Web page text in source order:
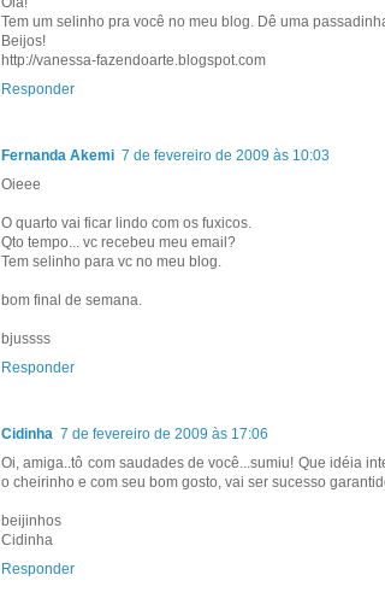
Tem um selinho pra você no meu blog. Dê uma
Beijos!
http://vanessa-fazendoarte.blogspot.com
Responder
Fernanda Akemi 7 de fevereiro de 2009 às 10:03
Oieee
O quarto vai ficar lindo com os fuxicos.
Qto tempo... vc recebeu meu email?
Tem selinho para vc no meu blog.
bom final de semana.
bjussss
Responder
Cidinha 7 de fevereiro de 2009 às 17:06
Oi, amiga..tô com saudades de você...sumiu! Que idéia
o cheirinho e com seu bom gosto, vai ser sucesso
beijinhos
Cidinha
Responder